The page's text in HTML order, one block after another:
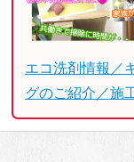
エコ洗剤情報／
グのご紹介／施